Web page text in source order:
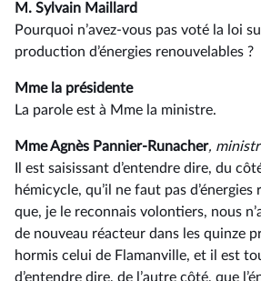
M. Sylvain Maillard
Pourquoi n’avez-vous pas voté la loi
production d’énergies renouvelables ?
Mme la présidente
La parole est à Mme la ministre.
Mme Agnès Pannier-Runacher,
Il est saisissant d’entendre dire, du
hémicycle, qu’il ne faut pas
que, je le reconnais volontiers, nous
de nouveau réacteur dans les quinze
hormis celui de Flamanville, et il est
d’entendre dire, de l’autre côté, que